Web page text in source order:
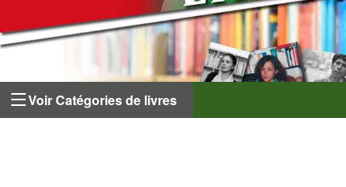
Voir Catégories de livres